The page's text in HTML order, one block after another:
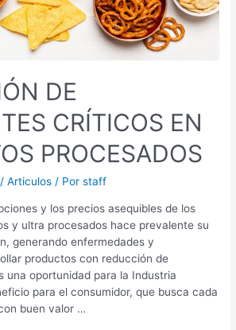
DE
CRÍTICOS EN
PROCESADOS
/Articulos / Porstaff
y los precios asequibles de los
y ultra procesados hace prevalente su
generando enfermedades y
productos con reducción de
una oportunidad para la Industria
para el consumidor, que busca cada
buen valor …